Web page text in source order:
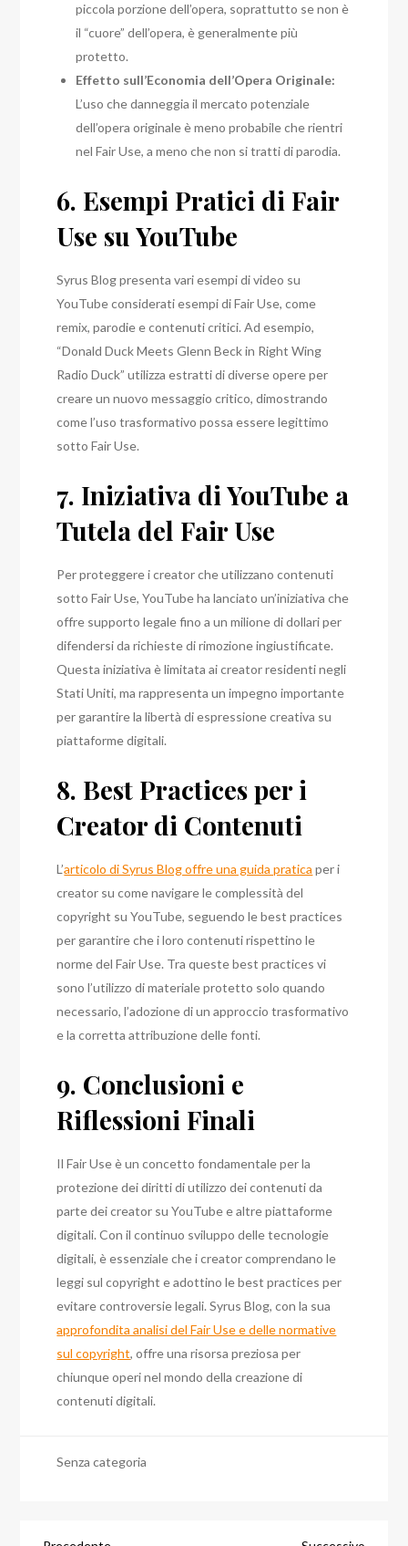
piccola porzione dell’opera, soprattutto se non è
il “cuore” dell’opera, è generalmente più
protetto.
Effetto sull’Economia dell’Opera Originale:
L’uso che danneggia il mercato potenziale
dell’opera originale è meno probabile che rientri
nel Fair Use, a meno che non si tratti di parodia.
6. Esempi Pratici di Fair
Use su YouTube
Syrus Blog presenta vari esempi di video su
YouTube considerati esempi di Fair Use, come
remix, parodie e contenuti critici. Ad esempio,
“Donald Duck Meets Glenn Beck in Right Wing
Radio Duck” utilizza estratti di diverse opere per
creare un nuovo messaggio critico, dimostrando
come l’uso trasformativo possa essere legittimo
sotto Fair Use.
7. Iniziativa di YouTube a
Tutela del Fair Use
Per proteggere i creator che utilizzano contenuti
sotto Fair Use, YouTube ha lanciato un’iniziativa che
offre supporto legale fino a un milione di dollari per
difendersi da richieste di rimozione ingiustificate.
Questa iniziativa è limitata ai creator residenti negli
Stati Uniti, ma rappresenta un impegno importante
per garantire la libertà di espressione creativa su
piattaforme digitali.
8. Best Practices per i
Creator di Contenuti
L’articolo di Syrus Blog offre una guida pratica per i
creator su come navigare le complessità del
copyright su YouTube, seguendo le best practices
per garantire che i loro contenuti rispettino le
norme del Fair Use. Tra queste best practices vi
sono l’utilizzo di materiale protetto solo quando
necessario, l’adozione di un approccio trasformativo
e la corretta attribuzione delle fonti.
9. Conclusioni e
Riflessioni Finali
Il Fair Use è un concetto fondamentale per la
protezione dei diritti di utilizzo dei contenuti da
parte dei creator su YouTube e altre piattaforme
digitali. Con il continuo sviluppo delle tecnologie
digitali, è essenziale che i creator comprendano le
leggi sul copyright e adottino le best practices per
evitare controversie legali. Syrus Blog, con la sua
approfondita analisi del Fair Use e delle normative
sul copyright, offre una risorsa preziosa per
chiunque operi nel mondo della creazione di
contenuti digitali.
Senza categoria